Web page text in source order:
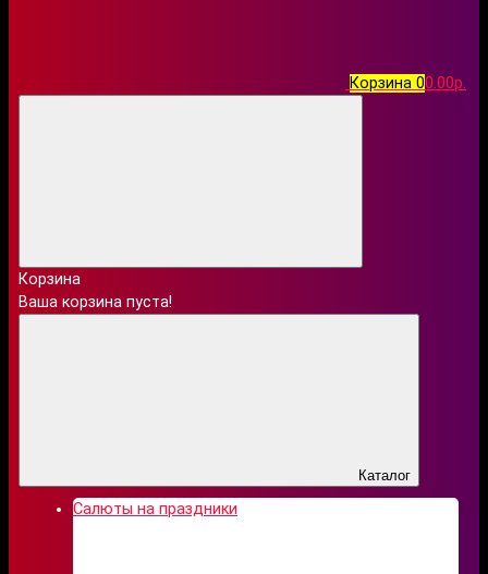
Корзина 00.00р.
Корзина
Ваша корзина пуста!
Каталог
Салюты на праздники